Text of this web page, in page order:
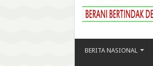
BERITA NASIONAL